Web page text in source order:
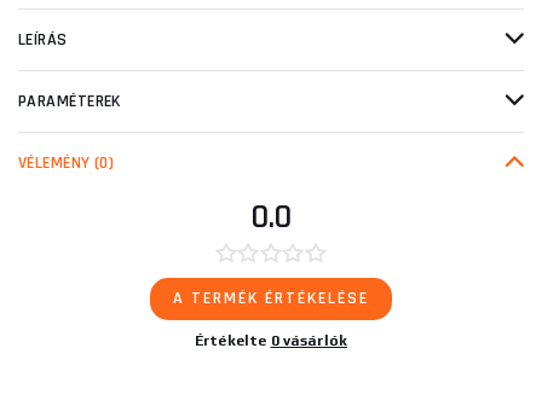
LEÍRÁS
PARAMÉTEREK
VÉLEMÉNY (0)
0.0
A TERMÉK ÉRTÉKELÉSE
Értékelte 0 vásárlók